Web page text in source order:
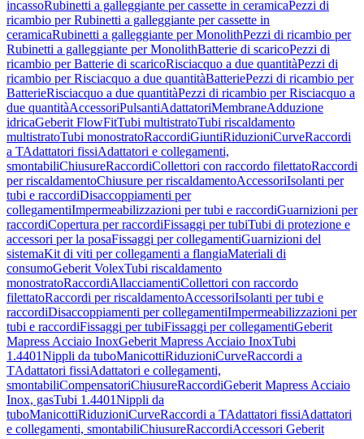
incassoRubinetti a galleggiante per cassette in ceramicaPezzi di
ricambio per Rubinetti a galleggiante per cassette in
ceramicaRubinetti a galleggiante per MonolithPezzi di ricambio per
Rubinetti a galleggiante per MonolithBatterie di scaricoPezzi di
ricambio per Batterie di scaricoRisciacquo a due quantitàPezzi di
ricambio per Risciacquo a due quantitàBatteriePezzi di ricambio per
BatterieRisciacquo a due quantitàPezzi di ricambio per Risciacquo a
due quantitàAccessoriPulsantiAdattatoriMembraneAdduzione
idricaGeberit FlowFitTubi multistratoTubi riscaldamento
multistratoTubi monostratoRaccordiGiuntiRiduzioniCurveRaccordi
a TAdattatori fissiAdattatori e collegamenti,
smontabiliChiusureRaccordiCollettori con raccordo filettatoRaccordi
per riscaldamentoChiusure per riscaldamentoAccessoriIsolanti per
tubi e raccordiDisaccoppiamenti per
collegamentiImpermeabilizzazioni per tubi e raccordiGuarnizioni per
raccordiCopertura per raccordiFissaggi per tubiTubi di protezione e
accessori per la posaFissaggi per collegamentiGuarnizioni del
sistemaKit di viti per collegamenti a flangiaMateriali di
consumoGeberit VolexTubi riscaldamento
monostratoRaccordiAllacciamentiCollettori con raccordo
filettatoRaccordi per riscaldamentoAccessoriIsolanti per tubi e
raccordiDisaccoppiamenti per collegamentiImpermeabilizzazioni per
tubi e raccordiFissaggi per tubiFissaggi per collegamentiGeberit
Mapress Acciaio InoxGeberit Mapress Acciaio InoxTubi
1.4401Nippli da tuboManicottiRiduzioniCurveRaccordi a
TAdattatori fissiAdattatori e collegamenti,
smontabiliCompensatoriChiusureRaccordiGeberit Mapress Acciaio
Inox, gasTubi 1.4401Nippli da
tuboManicottiRiduzioniCurveRaccordi a TAdattatori fissiAdattatori
e collegamenti, smontabiliChiusureRaccordiAccessori Geberit